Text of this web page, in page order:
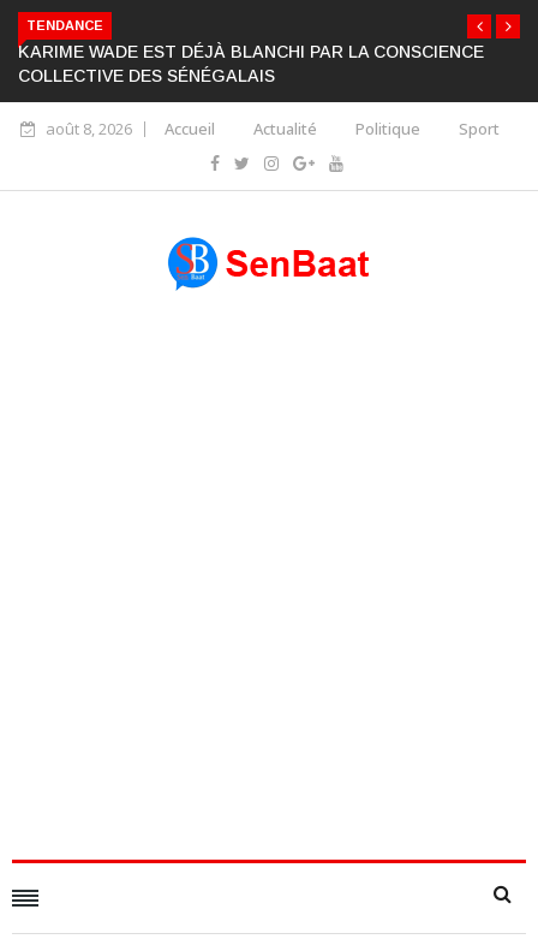
TENDANCE
KARIME WADE EST DÉJÀ BLANCHI PAR LA CONSCIENCE
COLLECTIVE DES SÉNÉGALAIS
août 8, 2026 Accueil Actualité Politique Sport